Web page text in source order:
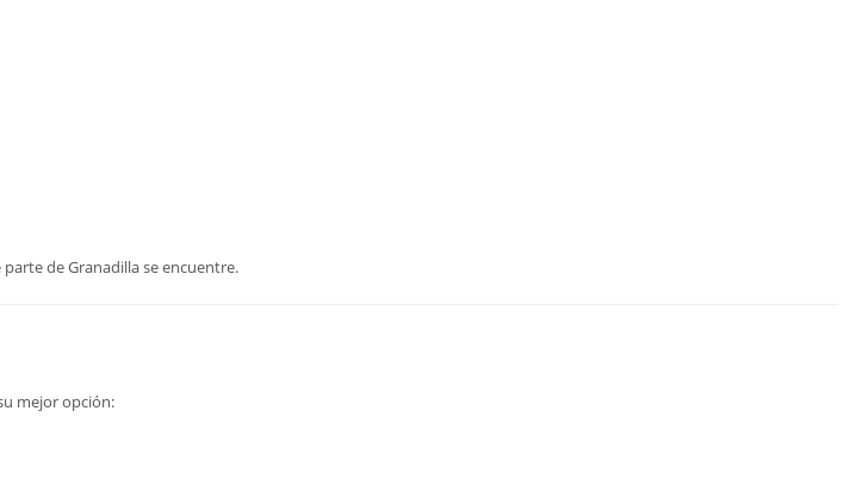
de Granadilla se encuentre.
mejor opción: